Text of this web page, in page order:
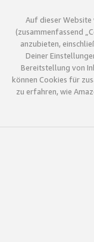
Auf dieser Website
(zusammenfassend
anzubieten,
Deiner
Bereitstellung von
können Cookies für
zu erfahren, wie